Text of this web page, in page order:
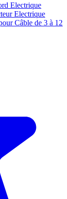
Electrique
Electrique
Câble de 3 à 12